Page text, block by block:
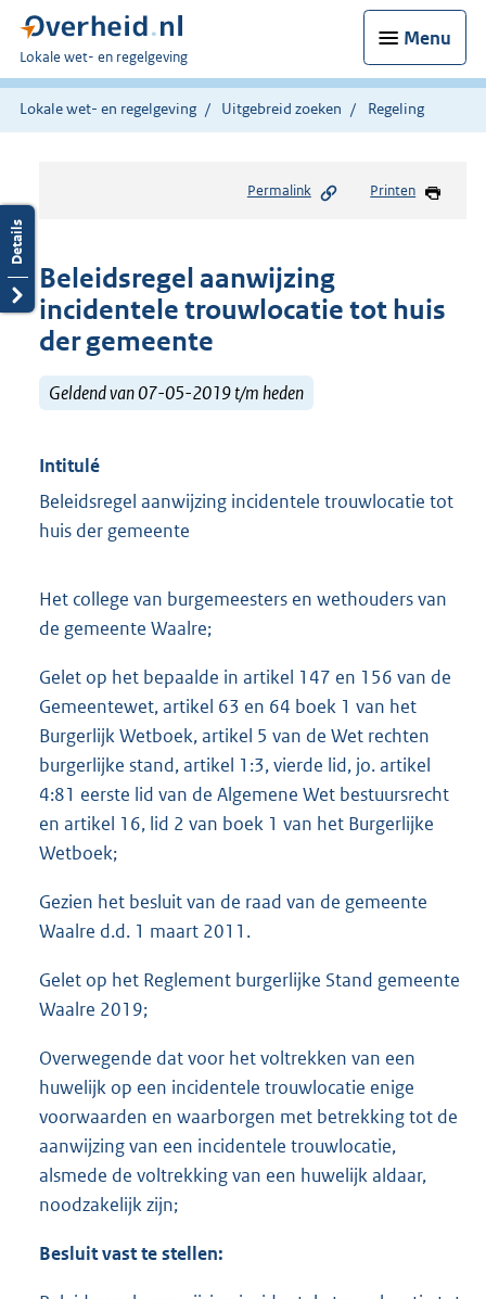
Menu
U
bent
hier:
Lokale wet- en regelgeving
Lokale wet- en regelgeving Uitgebreid zoeken Regeling
Permalink Printen
Beleidsregel aanwijzing
incidentele trouwlocatie tot huis
der gemeente
Geldend van 07-05-2019 t/m heden
Intitulé
Beleidsregel aanwijzing incidentele trouwlocatie tot
huis der gemeente
Het college van burgemeesters en wethouders van
de gemeente Waalre;
Gelet op het bepaalde in artikel 147 en 156 van de
Gemeentewet, artikel 63 en 64 boek 1 van het
Burgerlijk Wetboek, artikel 5 van de Wet rechten
burgerlijke stand, artikel 1:3, vierde lid, jo. artikel
4:81 eerste lid van de Algemene Wet bestuursrecht
en artikel 16, lid 2 van boek 1 van het Burgerlijke
Wetboek;
Gezien het besluit van de raad van de gemeente
Waalre d.d. 1 maart 2011.
Gelet op het Reglement burgerlijke Stand gemeente
Waalre 2019;
Overwegende dat voor het voltrekken van een
huwelijk op een incidentele trouwlocatie enige
voorwaarden en waarborgen met betrekking tot de
aanwijzing van een incidentele trouwlocatie,
alsmede de voltrekking van een huwelijk aldaar,
noodzakelijk zijn;
Besluit vast te stellen: